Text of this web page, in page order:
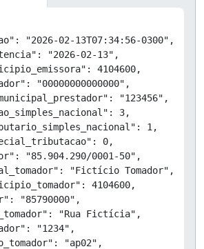
"2026-02-13T07:34:56-0300",
"2026-02-13",
4104600,
"00000000000000",
"123456",
3,
1,
0,
"85.904.290/0001-50",
"Fictício Tomador",
4104600,
"85790000",
"Rua Fictícia",
"1234",
"ap02",